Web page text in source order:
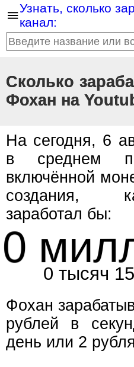
Узнать, сколько
канал:
Сколько
Фохан на
На сегодня, 6
в среднем
включённой
создания,
заработал бы:
0 0 тысяч
Фохан
рублей в
день или 2